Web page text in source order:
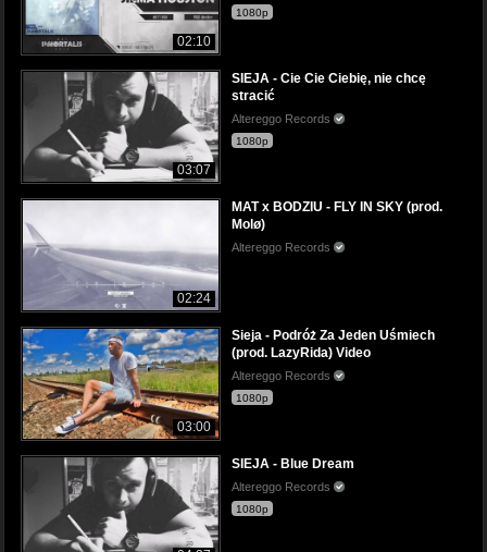
02:10
1080p
03:07
SIEJA - Cie Cie Ciebię, nie chcę
stracić
Altereggo Records
1080p
02:24
MAT x BODZIU - FLY IN SKY (prod.
Molø)
Altereggo Records
03:00
Sieja - Podróż Za Jeden Uśmiech
(prod. LazyRida) Video
Altereggo Records
1080p
SIEJA - Blue Dream
Altereggo Records
1080p